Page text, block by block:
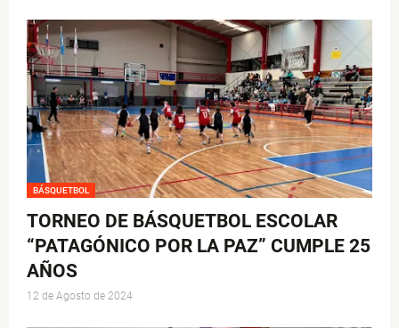
BÁSQUETBOL
TORNEO DE BÁSQUETBOL ESCOLAR
“PATAGÓNICO POR LA PAZ” CUMPLE 25
AÑOS
12 de Agosto de 2024